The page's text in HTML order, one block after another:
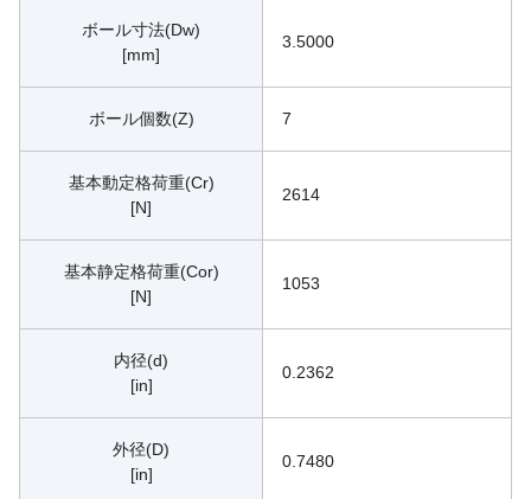
ボール寸法(Dw)
[mm]
3.5000
ボール個数(Z) 7
基本動定格荷重(Cr)
[N]
2614
基本静定格荷重(Cor)
[N]
1053
内径(d)
[in]
0.2362
外径(D)
[in]
0.7480